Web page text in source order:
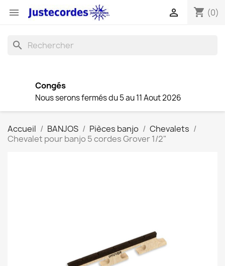
 shopping_cart (0)

search
Congés
Nous serons fermés du 5 au 11 Aout 2026
Accueil BANJOS Pièces banjo
Chevalets
Chevalet pour banjo 5 cordes Grover 1/2"